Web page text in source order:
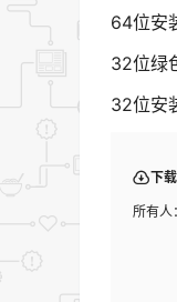
64位安
32位绿
32位安
下
所有人：